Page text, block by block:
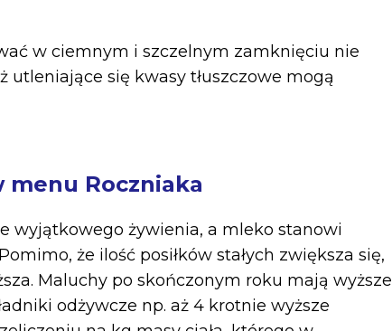
w ciemnym i szczelnym zamknięciu nie
utleniające się kwasy tłuszczowe mogą
Roczniaka
wyjątkowego żywienia, a mleko stanowi
że ilość posiłków stałych zwiększa się,
Maluchy po skończonym roku mają wyższe
odżywcze np. aż 4 krotnie wyższe